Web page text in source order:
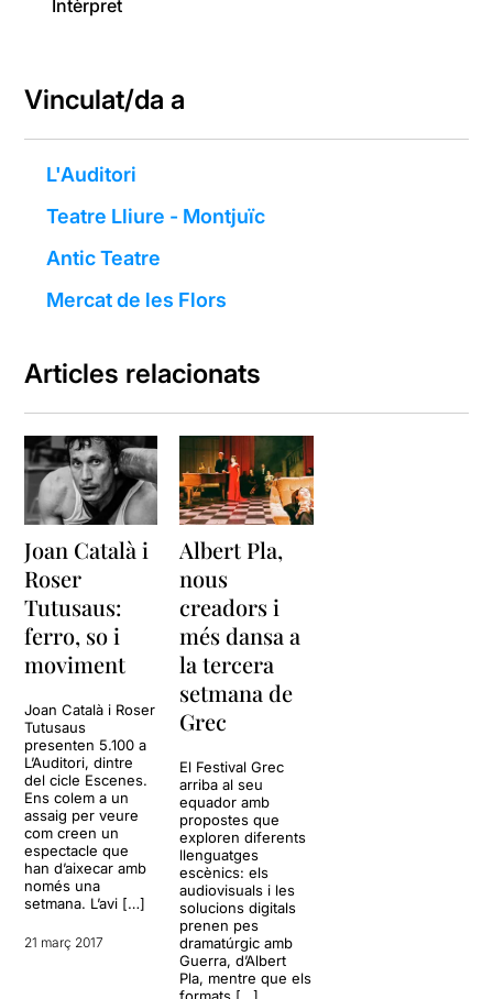
Intèrpret
Vinculat/da a
L'Auditori
Teatre Lliure - Montjuïc
Antic Teatre
Mercat de les Flors
Articles relacionats
Joan Català i
Roser
Tutusaus:
ferro, so i
moviment
Joan Català i Roser
Tutusaus
presenten 5.100 a
L’Auditori, dintre
del cicle Escenes.
Ens colem a un
assaig per veure
com creen un
espectacle que
han d’aixecar amb
només una
setmana. L’avi […]
21 març 2017
Albert Pla,
nous
creadors i
més dansa a
la tercera
setmana de
Grec
El Festival Grec
arriba al seu
equador amb
propostes que
exploren diferents
llenguatges
escènics: els
audiovisuals i les
solucions digitals
prenen pes
dramatúrgic amb
Guerra, d’Albert
Pla, mentre que els